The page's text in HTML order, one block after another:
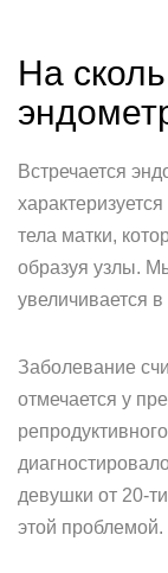
На
Встречается
тела матки,
образуя узлы.
увеличивается
Заболевание
отмечается у
девушки от 20-
этой проблемой.